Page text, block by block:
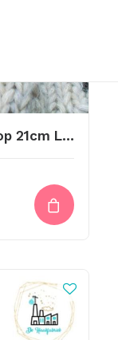
Leren Sjaal Lus Met Drukknoop 21cm Las Naturel Made With Love Sierlijk